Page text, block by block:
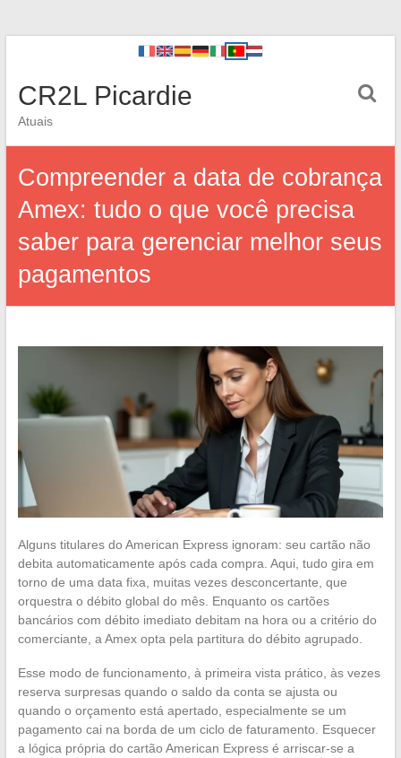
CR2L Picardie
Atuais
Compreender a data de cobrança
Amex: tudo o que você precisa
saber para gerenciar melhor seus
pagamentos
Alguns titulares do American Express ignoram: seu cartão não
debita automaticamente após cada compra. Aqui, tudo gira em
torno de uma data fixa, muitas vezes desconcertante, que
orquestra o débito global do mês. Enquanto os cartões
bancários com débito imediato debitam na hora ou a critério do
comerciante, a Amex opta pela partitura do débito agrupado.
Esse modo de funcionamento, à primeira vista prático, às vezes
reserva surpresas quando o saldo da conta se ajusta ou
quando o orçamento está apertado, especialmente se um
pagamento cai na borda de um ciclo de faturamento. Esquecer
a lógica própria do cartão American Express é arriscar-se a